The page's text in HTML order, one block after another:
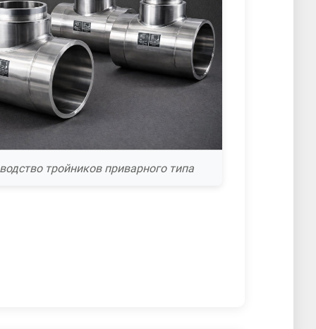
тройников приварного типа